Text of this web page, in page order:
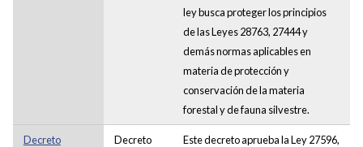
ley busca proteger los principios
de las Leyes 28763, 27444 y
demás normas aplicables en
materia de protección y
conservación de la materia
forestal y de fauna silvestre.
Decreto
Decreto
Este decreto aprueba la Ley 27596,